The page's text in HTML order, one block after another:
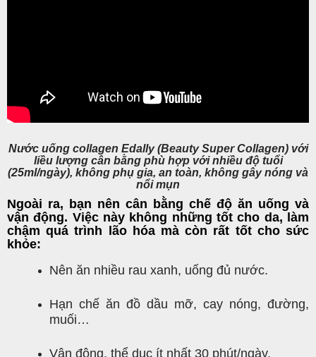
Nước uống collagen Edally (Beauty Super Collagen) với
liều lượng cân bằng phù hợp với nhiều độ tuổi
(25ml/ngày), không phụ gia, an toàn, không gây nóng và
nổi mụn
Ngoài ra, bạn nên cân bằng chế độ ăn uống và
vận động. Việc này không những tốt cho da, làm
chậm quá trình lão hóa mà còn rất tốt cho sức
khỏe:
Nên ăn nhiều rau xanh, uống đủ nước.
Hạn chế ăn đồ dầu mỡ, cay nóng, đường,
muối…
Vận động, thể dục ít nhất 30 phút/ngày.